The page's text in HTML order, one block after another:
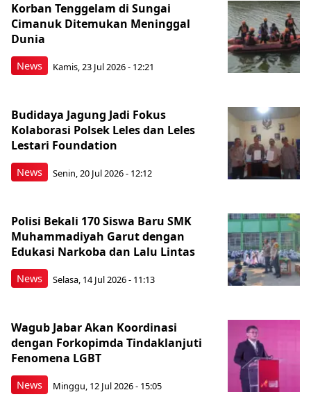
News
Korban Tenggelam di Sungai
Cimanuk Ditemukan Meninggal
Dunia
Kamis, 23 Jul 2026 - 12:21
News
Budidaya Jagung Jadi Fokus
Kolaborasi Polsek Leles dan Leles
Lestari Foundation
Senin, 20 Jul 2026 - 12:12
News
Polisi Bekali 170 Siswa Baru SMK
Muhammadiyah Garut dengan
Edukasi Narkoba dan Lalu Lintas
Selasa, 14 Jul 2026 - 11:13
News
Wagub Jabar Akan Koordinasi
dengan Forkopimda Tindaklanjuti
Fenomena LGBT
Minggu, 12 Jul 2026 - 15:05